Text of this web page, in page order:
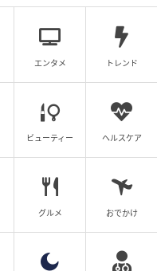
エンタメ トレンド
ビューティー ヘルスケア
グルメ おでかけ